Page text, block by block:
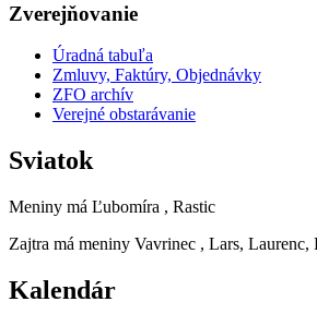
Zverejňovanie
Úradná tabuľa
Zmluvy, Faktúry, Objednávky
ZFO archív
Verejné obstarávanie
Sviatok
Meniny má Ľubomíra , Rastic
Zajtra má meniny Vavrinec , Lars, Laurenc,
Kalendár